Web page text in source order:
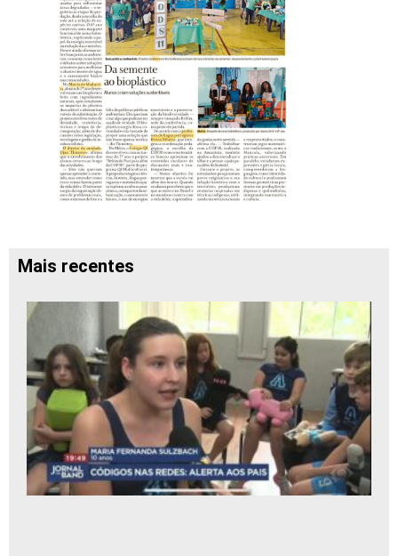
Mais recentes